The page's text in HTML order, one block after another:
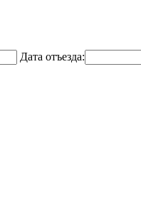
Дата отъезда: